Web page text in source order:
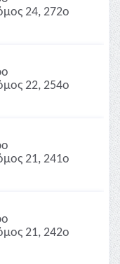
24, 272ο
22, 254ο
21, 241ο
21, 242ο